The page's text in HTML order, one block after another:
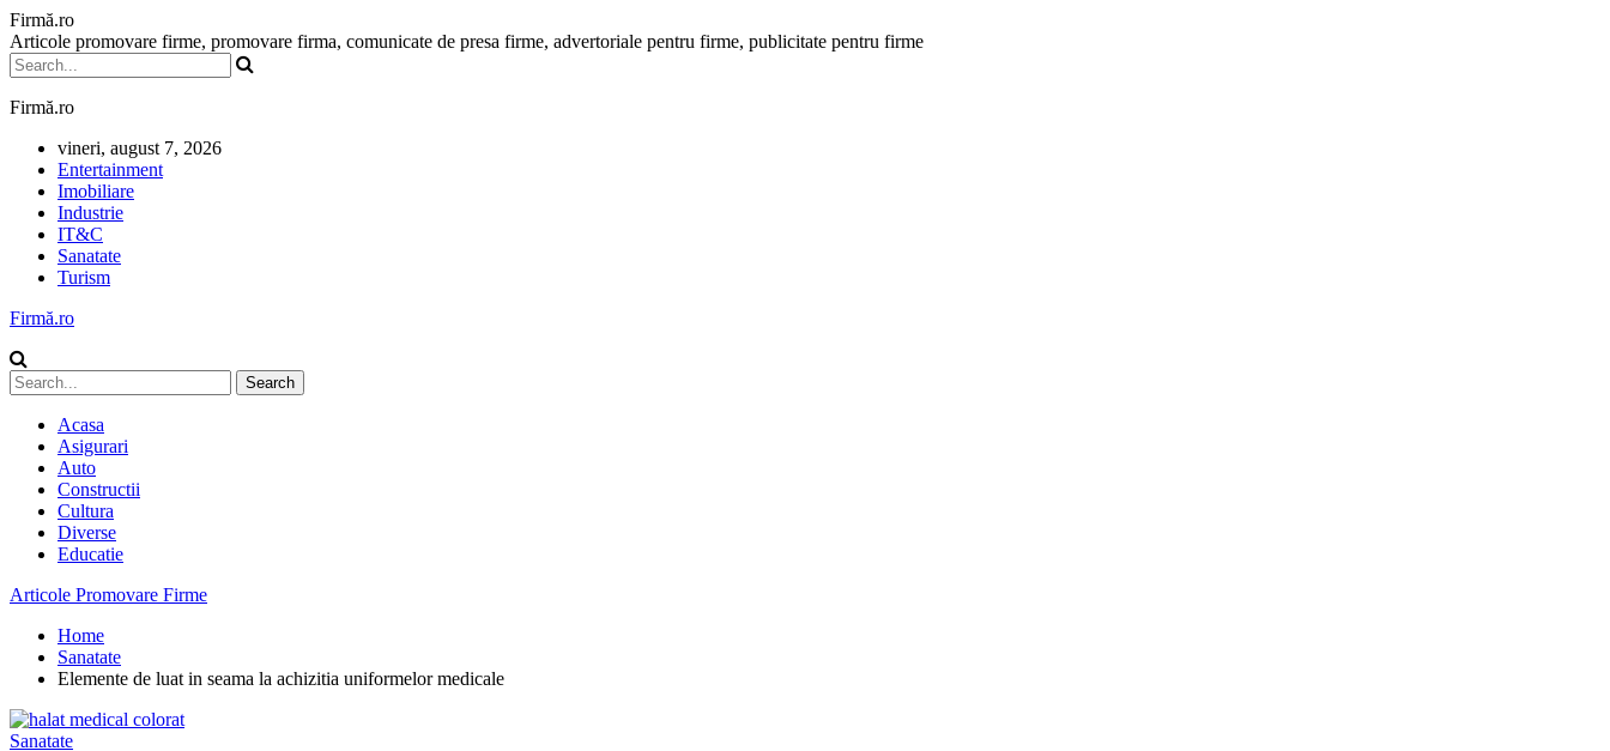
Firmă.ro
Articole promovare firme, promovare firma, comunicate de presa firme, advertoriale pentru firme, publicitate pentru firme
Firmă.ro
vineri, august 7, 2026
Entertainment
Imobiliare
Industrie
IT&C
Sanatate
Turism
Firmă.ro
Acasa
Asigurari
Auto
Constructii
Cultura
Diverse
Educatie
Articole Promovare Firme
Home
Sanatate
Elemente de luat in seama la achizitia uniformelor medicale
Sanatate